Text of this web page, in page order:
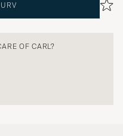
OF CARL?